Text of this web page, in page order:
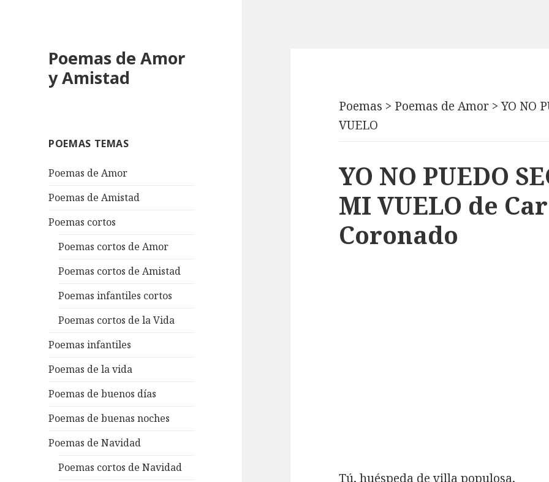
Poemas de Amor
y Amistad
POEMAS TEMAS
Poemas de Amor
Poemas de Amistad
Poemas cortos
Poemas cortos de Amor
Poemas cortos de Amistad
Poemas infantiles cortos
Poemas cortos de la Vida
Poemas infantiles
Poemas de la vida
Poemas de buenos días
Poemas de buenas noches
Poemas de Navidad
Poemas cortos de Navidad
Poemas > Poemas de Amor >YO NO
VUELO
YO NO PUEDO
MI VUELO de
Coronado
Tú, huéspeda de villa populosa,